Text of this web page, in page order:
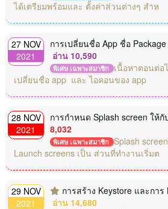
ได้เตรียมพร้อมและ ตั้งค่าส่วนต่างๆ สำห
27 NOV
2021
การเปลี่ยนชื่อ App ชื่อ
อ่าน 10,590
พิเศษ เฉพาะสมาชิก เนื้อหาตอนต่
เปลี่ยนชื่อ app และ ไอคอนของ app
28 NOV
2021
การกำหนด Splash screen ให้
8,032
พิเศษ เฉพาะสมาชิก Splash
Launch screens เป็น ส่วนที่ทำงานเริ่มต
29 NOV
2021
การสร้าง Keystore และกา
อ่าน 14,680